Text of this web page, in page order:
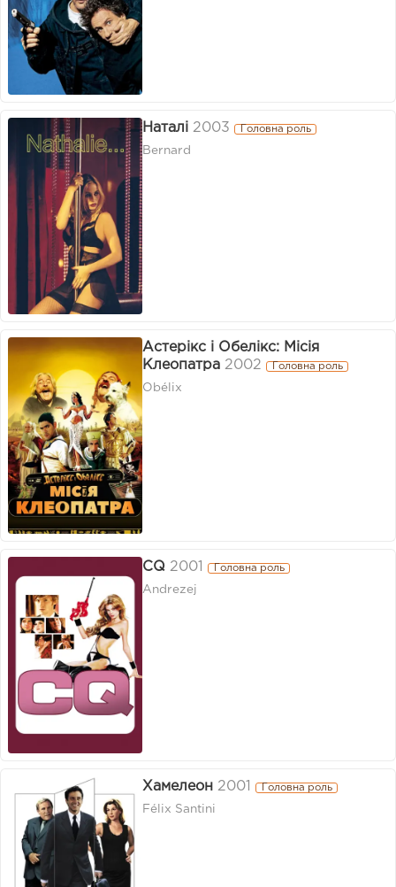
Наталі 2003 Головна роль
Bernard
Астерікс і Обелікс: Місія
Клеопатра 2002 Головна роль
Obélix
CQ 2001 Головна роль
Andrezej
Хамелеон 2001 Головна роль
Félix Santini